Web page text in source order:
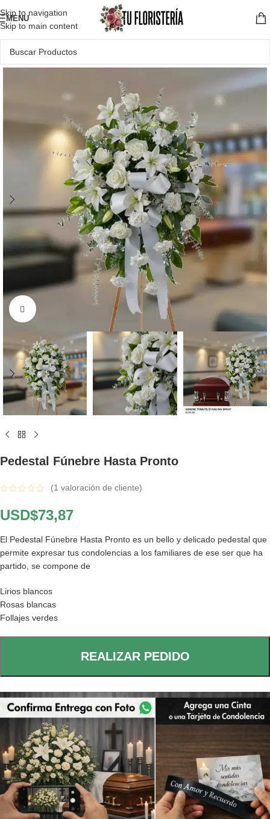
Skip to navigation
Skip to main content
MENU
Click to enlarge
Pedestal Fúnebre Hasta Pronto
(1 valoración de cliente)
USD$73,87
El Pedestal Fúnebre Hasta Pronto es un bello y delicado pedestal que
permite expresar tus condolencias a los familiares de ese ser que ha
partido, se compone de
Lirios blancos
Rosas blancas
Follajes verdes
REALIZAR PEDIDO